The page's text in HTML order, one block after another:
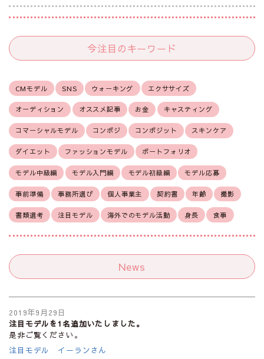
今注目のキーワード
CMモデル SNS ウォーキング エクササイズ
オーディション オススメ記事 お金 キャスティング
コマーシャルモデル コンポジ コンポジット スキンケア
ダイエット ファッションモデル ポートフォリオ
モデル中級編 モデル入門編 モデル初級編 モデル応募
事前準備 事務所選び 個人事業主 契約書 年齢 撮影
書類選考 注目モデル 海外でのモデル活動 身長 食事
News
2019年9月29日
注目モデルを1名追加いたしました。
是非ご覧ください。
注目モデル イーランさん